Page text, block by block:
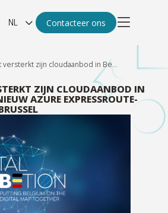
NL Contacteer ons
versterkt zijn cloudaanbod in Be...
ZIJN CLOUDAANBOD IN
AZURE EXPRESSROUTE-